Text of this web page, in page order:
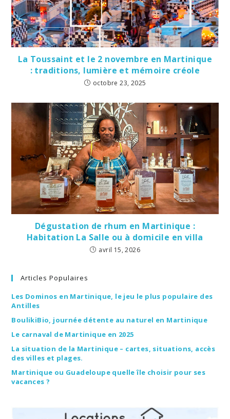
La Toussaint et le 2 novembre en Martinique
: traditions, lumière et mémoire créole
octobre 23, 2025
Dégustation de rhum en Martinique :
Habitation La Salle ou à domicile en villa
avril 15, 2026
Articles Populaires
Les Dominos en Martinique, le jeu le plus populaire des
Antilles
BoulikiBio, journée détente au naturel en Martinique
Le carnaval de Martinique en 2025
La situation de la Martinique – cartes, situations, accès
des villes et plages.
Martinique ou Guadeloupe quelle île choisir pour ses
vacances ?